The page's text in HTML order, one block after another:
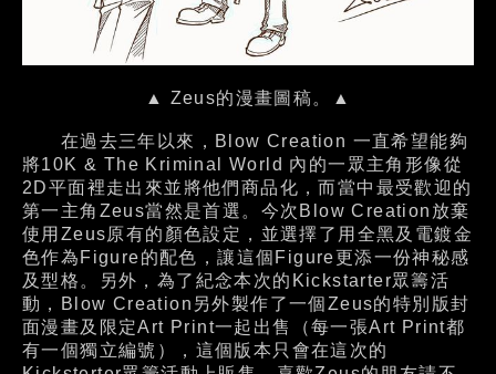
▲ Zeus的漫畫圖稿。▲
在過去三年以來，Blow Creation 一直希望能夠
將10K & The Kriminal World 內的一眾主角形像從
2D平面裡走出來並將他們商品化，而當中最受歡迎的
第一主角Zeus當然是首選。今次Blow Creation放棄
使用Zeus原有的顏色設定，並選擇了用全黑及電鍍金
色作為Figure的配色，讓這個Figure更添一份神秘感
及型格。另外，為了紀念本次的Kickstarter眾籌活
動，Blow Creation另外製作了一個Zeus的特別版封
面漫畫及限定Art Print一起出售（每一張Art Print都
有一個獨立編號），這個版本只會在這次的